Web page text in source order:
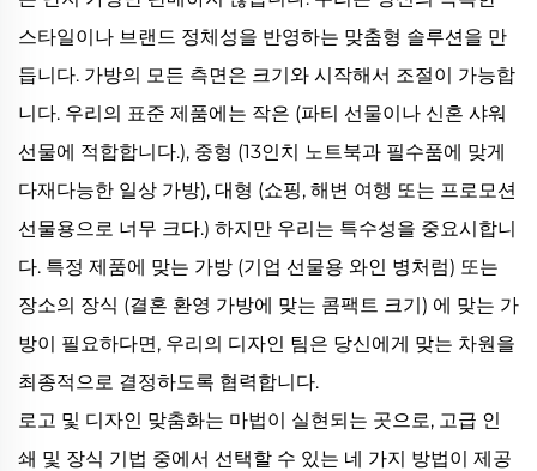
스타일이나 브랜드 정체성을 반영하는 맞춤형 솔루션을 만
듭니다. 가방의 모든 측면은 크기와 시작해서 조절이 가능합
니다. 우리의 표준 제품에는 작은 (파티 선물이나 신혼 샤워
선물에 적합합니다.), 중형 (13인치 노트북과 필수품에 맞게
다재다능한 일상 가방), 대형 (쇼핑, 해변 여행 또는 프로모션
선물용으로 너무 크다.) 하지만 우리는 특수성을 중요시합니
다. 특정 제품에 맞는 가방 (기업 선물용 와인 병처럼) 또는
장소의 장식 (결혼 환영 가방에 맞는 콤팩트 크기) 에 맞는 가
방이 필요하다면, 우리의 디자인 팀은 당신에게 맞는 차원을
최종적으로 결정하도록 협력합니다.
로고 및 디자인 맞춤화는 마법이 실현되는 곳으로, 고급 인
쇄 및 장식 기법 중에서 선택할 수 있는 네 가지 방법이 제공